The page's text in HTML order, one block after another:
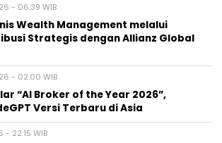
- 06:39 WIB
Wealth Management melalui
Strategis dengan Allianz Global
- 02:00 WIB
“AI Broker of the Year 2026”,
Versi Terbaru di Asia
- 22:15 WIB